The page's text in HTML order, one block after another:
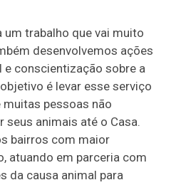
um trabalho que vai muito
desenvolvemos ações
e conscientização sobre a
é levar esse serviço
pessoas não
animais até o Casa.
bairros com maior
atuando em parceria com
da causa animal para